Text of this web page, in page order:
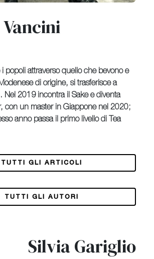
popoli attraverso quello che bevono e
di origine, si trasferisce a
Nel 2019 incontra il Sake e diventa
con un master in Giappone nel 2020;
anno passa il primo livello di Tea
TUTTI GLI ARTICOLI
TUTTI GLI AUTORI
Silvia Gariglio